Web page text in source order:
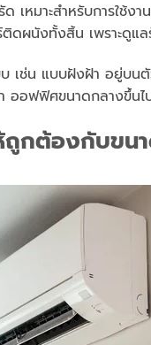
หมาะสำหรับการใช้งา
ดผนังทั้งสิ้น เพราะดูแล
เช่น แบบฝังฝ้า อยู่บน
ออฟฟิศขนาดกลางขึ้นไ
ถูกต้องกับขน